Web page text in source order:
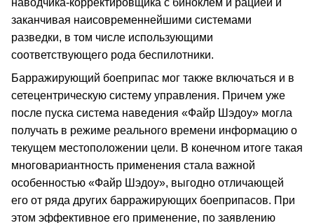
наводчика-корректировщика с биноклем и рацией и
заканчивая наисовременнейшими системами
разведки, в том числе использующими
соответствующего рода беспилотники.
Барражирующий боеприпас мог также включаться и в
сетецентрическую систему управления. Причем уже
после пуска система наведения «Файр Шэдоу» могла
получать в режиме реального времени информацию о
текущем местоположении цели. В конечном итоге такая
многовариантность применения стала важной
особенностью «Файр Шэдоу», выгодно отличающей
его от ряда других барражирующих боеприпасов. При
этом эффективное его применение, по заявлению